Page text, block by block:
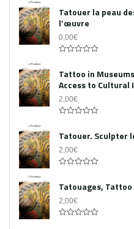
out
of
5
Tatouer la peau
l’œuvre
0,00€
out
of
5
Tattoo in
Access to
2,00€
out
of
5
Tatouer. Sculpter
2,00€
out
of
5
Tatouages, Tattoo
2,00€